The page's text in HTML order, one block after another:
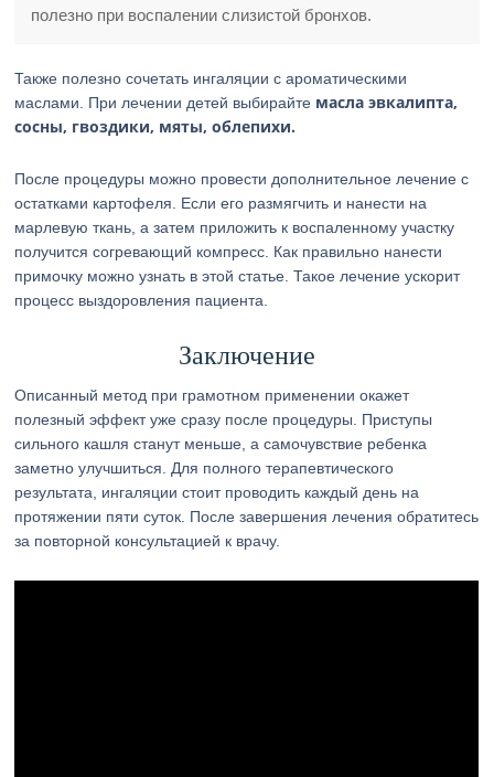
полезно при воспалении слизистой бронхов.
Также полезно сочетать ингаляции с ароматическими
маслами. При лечении детей выбирайте масла эвкалипта,
сосны, гвоздики, мяты, облепихи.
После процедуры можно провести дополнительное лечение с
остатками картофеля. Если его размягчить и нанести на
марлевую ткань, а затем приложить к воспаленному участку
получится согревающий компресс. Как правильно нанести
примочку можно узнать в этой статье. Такое лечение ускорит
процесс выздоровления пациента.
Заключение
Описанный метод при грамотном применении окажет
полезный эффект уже сразу после процедуры. Приступы
сильного кашля станут меньше, а самочувствие ребенка
заметно улучшиться. Для полного терапевтического
результата, ингаляции стоит проводить каждый день на
протяжении пяти суток. После завершения лечения обратитесь
за повторной консультацией к врачу.